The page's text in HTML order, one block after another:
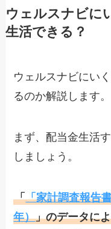
ウェルスナビに
生活できる？
ウェルスナビにい
るのか解説します。
まず、配当金生活
しましょう。
「「家計調査報告
年）」のデータに